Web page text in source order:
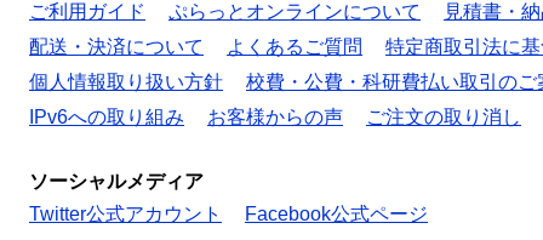
ご利用ガイド
ぷらっとオンラインについて
見積書・
配送・決済について
よくあるご質問
特定商取引法に
個人情報取り扱い方針
校費・公費・科研費払い取引のご
IPv6への取り組み
お客様からの声 ご注文の取り消し
ソーシャルメディア
Twitter公式アカウント
Facebook公式ページ